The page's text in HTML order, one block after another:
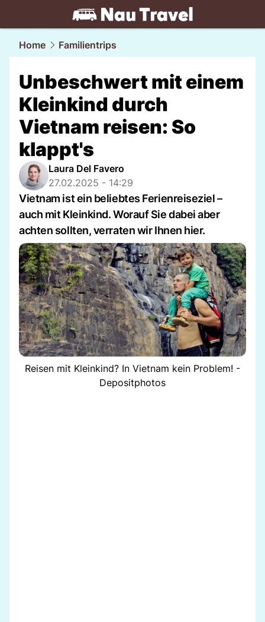
travel.NAU.ch
Home Familientrips
Unbeschwert mit einem
Kleinkind durch
Vietnam reisen: So
klappt's
Laura Del Favero
27.02.2025 - 14:29
Vietnam ist ein beliebtes Ferienreiseziel –
auch mit Kleinkind. Worauf Sie dabei aber
achten sollten, verraten wir Ihnen hier.
Reisen mit Kleinkind? In Vietnam kein Problem! -
Depositphotos